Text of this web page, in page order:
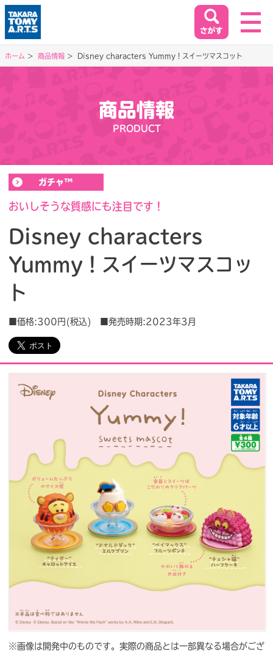
イベント&キャンペーン
EVENT&CAMPAIGN
お客様相談室
SUPPORT
プレスリリース
ビジネスのお客様
閉じる
閉じる
ホーム 商品情報 Disney characters Yummy！スイーツマスコット
商品情報
PRODUCT
ガチャ™
おいしそうな質感にも注目です！
Disney characters
Yummy！スイーツマスコッ
ト
■価格:300円(税込) ■発売時期:2023年3月
※画像は開発中のものです。実際の商品とは一部異なる場合がござ